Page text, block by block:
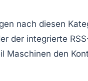
nach diesen
der integrierte
Maschinen den